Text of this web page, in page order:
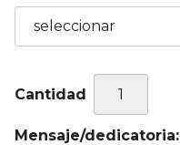
Cantidad
Mensaje/dedicatoria: